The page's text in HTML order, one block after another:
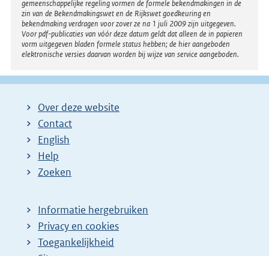
gemeenschappelijke regeling vormen de formele bekendmakingen in de
zin van de Bekendmakingswet en de Rijkswet goedkeuring en
bekendmaking verdragen voor zover ze na 1 juli 2009 zijn uitgegeven.
Voor pdf-publicaties van vóór deze datum geldt dat alleen de in papieren
vorm uitgegeven bladen formele status hebben; de hier aangeboden
elektronische versies daarvan worden bij wijze van service aangeboden.
Over deze website
Contact
English
Help
Zoeken
Informatie hergebruiken
Privacy en cookies
Toegankelijkheid